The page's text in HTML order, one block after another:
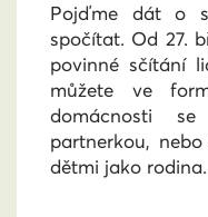
Pojďme dát o
spočítat. Od 27.
povinné sčítání
můžete ve
domácnosti
partnerkou,
dětmi jako rodina.